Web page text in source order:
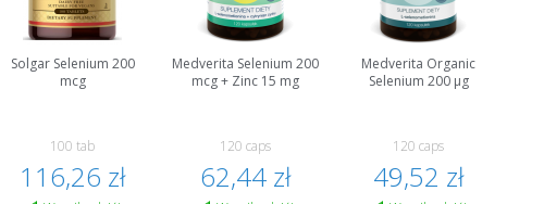
Solgar Selenium 200
mcg
100 tab
116,26 zł
Medverita Selenium 200
mcg + Zinc 15 mg
120 caps
62,44 zł
Medverita Organic
Selenium 200 µg
120 caps
49,52 zł